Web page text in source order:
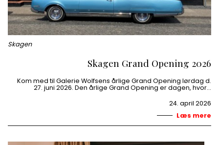
Skagen
Skagen Grand Opening 2026
Kom med til Galerie Wolfsens årlige Grand Opening lørdag d.
27. juni 2026. Den årlige Grand Opening er dagen, hvor…
24. april 2026
Læs mere